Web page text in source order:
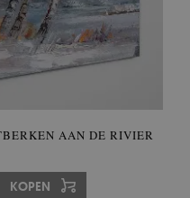
AAN DE RIVIER
KOPEN